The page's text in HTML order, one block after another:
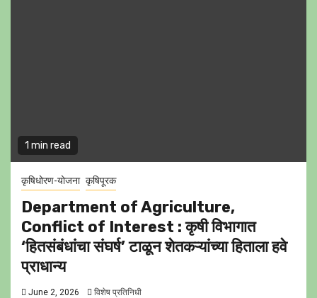
1 min read
कृषिधोरण-योजना कृषिपूरक
Department of Agriculture,
Conflict of Interest : कृषी विभागात
‘हितसंबंधांचा संघर्ष’ टाळून शेतकऱ्यांच्या हिताला हवे
प्राधान्य
June 2, 2026 विशेष प्रतिनिधी